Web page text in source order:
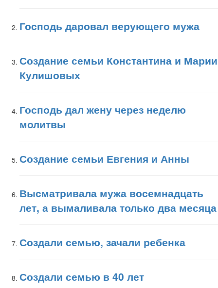
Господь даровал верующего мужа
Создание семьи Константина и Марии
Кулишовых
Господь дал жену через неделю
молитвы
Создание семьи Евгения и Анны
Высматривала мужа восемнадцать
лет, а вымаливала только два месяца
Создали семью, зачали ребенка
Создали семью в 40 лет